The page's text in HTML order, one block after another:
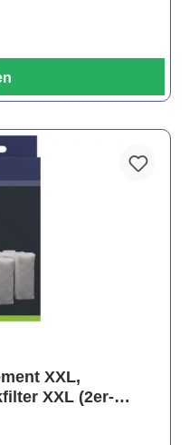
XXL,
XXL (2er-